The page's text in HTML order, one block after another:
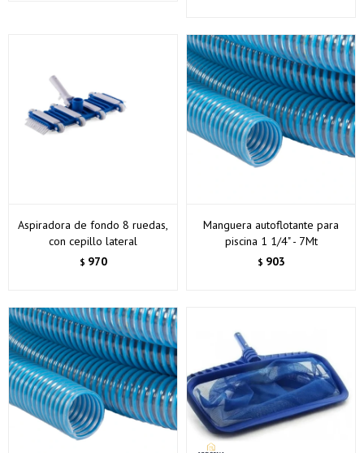
Aspiradora de fondo 8 ruedas,
con cepillo lateral
$ 970
Manguera autoflotante para
piscina 1 1/4" - 7Mt
$ 903